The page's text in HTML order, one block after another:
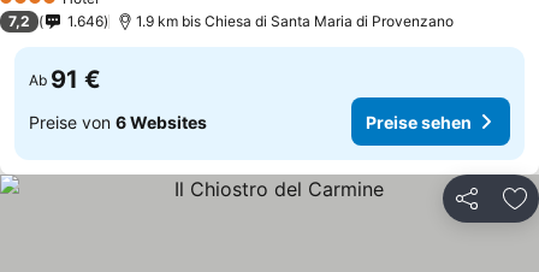
4 Sterne
7,2 1.646 1.9 km bis Chiesa di Santa Maria di Provenzano
Ab 91 €
Preise von 6 Websites Preise sehen
Teilen